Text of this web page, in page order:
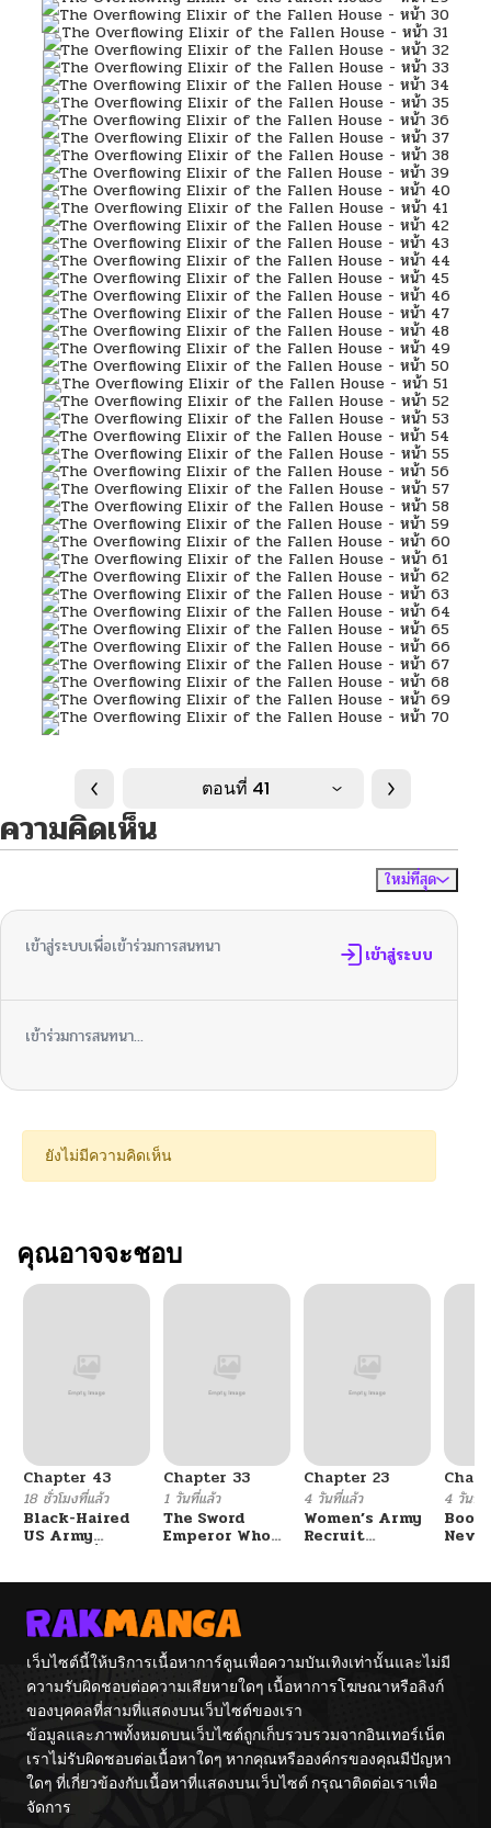
ตอนที่ 41
ความคิดเห็น
ใหม่ที่สุด
เข้าสู่ระบบเพื่อเข้าร่วมการสนทนา เข้าสู่ระบบ
เข้าร่วมการสนทนา...
ยังไม่มีความคิดเห็น
คุณอาจจะชอบ
Chapter 43
18 ชั่วโมงที่แล้ว
Black-Haired
US Army
Chapter 33
1 วันที่แล้ว
The Sword
Emperor Who
จักรพรรดิเทพดาบ
ผงาดเหนือชาติภพ
Chapter 23
4 วันที่แล้ว
Women’s Army
Recruit
4 วันที่
เว็บไซต์นี้ให้บริการเนื้อหาการ์ตูนเพื่อความบันเทิงเท่านั้นและไม่มี
ความรับผิดชอบต่อความเสียหายใดๆ เนื้อหาการโฆษณาหรือลิงก์
ของบุคคลที่สามที่แสดงบนเว็บไซต์ของเรา
ข้อมูลและภาพทั้งหมดบนเว็บไซต์ถูกเก็บรวบรวมจากอินเทอร์เน็ต
เราไม่รับผิดชอบต่อเนื้อหาใดๆ หากคุณหรือองค์กรของคุณมีปัญหา
ใดๆ ที่เกี่ยวข้องกับเนื้อหาที่แสดงบนเว็บไซต์ กรุณาติดต่อเราเพื่อ
จัดการ